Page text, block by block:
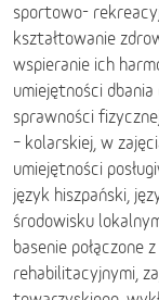
sportowo-
kształtowanie
wspieranie ich
umiejętności
sprawności
– kolarskiej, w
umiejętności
język hiszpański,
środowisku
basenie połączone
rehabilitacyjnymi,